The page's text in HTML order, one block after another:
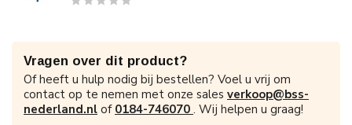
Vragen over dit product?
Of heeft u hulp nodig bij bestellen? Voel u vrij om
contact op te nemen met onze sales verkoop@bss-
nederland.nl of 0184-746070 . Wij helpen u graag!